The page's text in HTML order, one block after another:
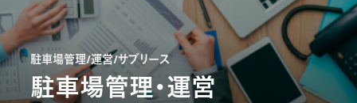
駐車場管理/運営/サブリース
駐車場管理・運営